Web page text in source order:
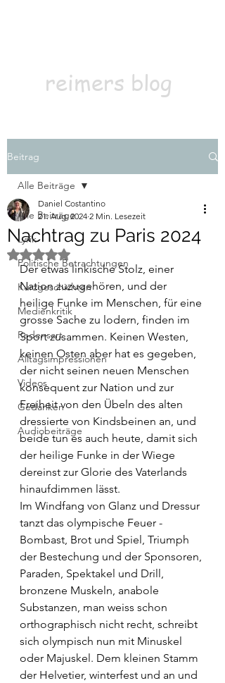
reimers blog
Beitrag
Alle Beiträge
Lyrik
Politische Betrachtungen
Kurzgeschichten
Medienkritik
Redensart
Alltagsimpressionen
Videos
Gedanken
Audiobeiträge
Alle Beiträge
Nachtrag zu Paris 2024
Daniel Costantino
21. Aug. 2024 2 Min. Lesezeit
Mit NaN von 5 Sternen bewertet.
Der etwas linkische Stolz, einer
Nation zuzugehören, und der
heilige Funke im Menschen, für eine
grosse Sache zu lodern, finden im
Sport zusammen. Keinen Westen,
keinen Osten aber hat es gegeben,
der nicht seinen neuen Menschen
konsequent zur Nation und zur
Freiheit von den Übeln des alten
dressierte von Kindsbeinen an, und
beide tun es auch heute, damit sich
der heilige Funke in der Wiege
dereinst zur Glorie des Vaterlands
hinaufdimmen lässt.
Im Windfang von Glanz und Dressur
tanzt das olympische Feuer -
Bombast, Brot und Spiel, Triumph
der Bestechung und der Sponsoren,
Paraden, Spektakel und Drill,
bronzene Muskeln, anabole
Substanzen, man weiss schon
orthographisch nicht recht, schreibt
sich olympisch nun mit Minuskel
oder Majuskel. Dem kleinen Stamm
der Helvetier, winterfest und an und